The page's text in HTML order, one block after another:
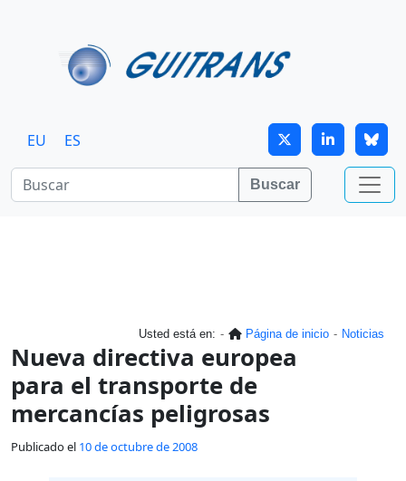
EU ES
Buscar
Usted está en: Página de inicio Noticias
Nueva directiva europea
para el transporte de
mercancías peligrosas
Publicado el 10 de octubre de 2008